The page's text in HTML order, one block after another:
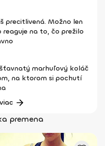
precitlivená. Možno len
na to, čo prežilo
marhuľový koláč
na ktorom si pochutí
premena